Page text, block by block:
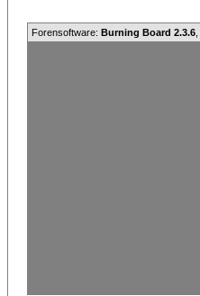
Forensoftware: Burning Board 2.3.6